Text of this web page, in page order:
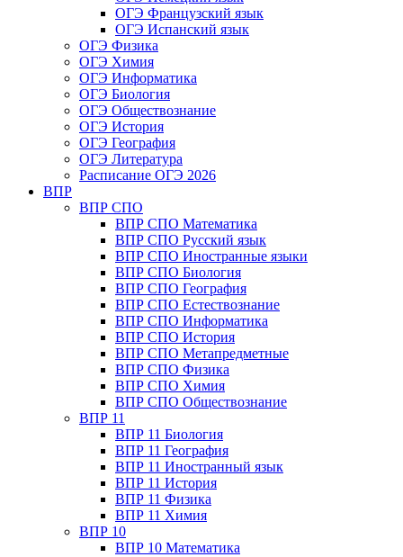
ОГЭ Французский язык
ОГЭ Испанский язык
ОГЭ Физика
ОГЭ Химия
ОГЭ Информатика
ОГЭ Биология
ОГЭ Обществознание
ОГЭ История
ОГЭ География
ОГЭ Литература
Расписание ОГЭ 2026
ВПР
ВПР СПО
ВПР СПО Математика
ВПР СПО Русский язык
ВПР СПО Иностранные языки
ВПР СПО Биология
ВПР СПО География
ВПР СПО Естествознание
ВПР СПО Информатика
ВПР СПО История
ВПР СПО Метапредметные
ВПР СПО Физика
ВПР СПО Химия
ВПР СПО Обществознание
ВПР 11
ВПР 11 Биология
ВПР 11 География
ВПР 11 Иностранный язык
ВПР 11 История
ВПР 11 Физика
ВПР 11 Химия
ВПР 10
ВПР 10 Математика